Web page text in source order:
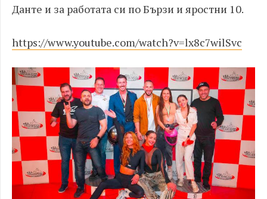
Данте и за работата си по Бързи и яростни 10.
https://www.youtube.com/watch?v=lx8c7wilSvc